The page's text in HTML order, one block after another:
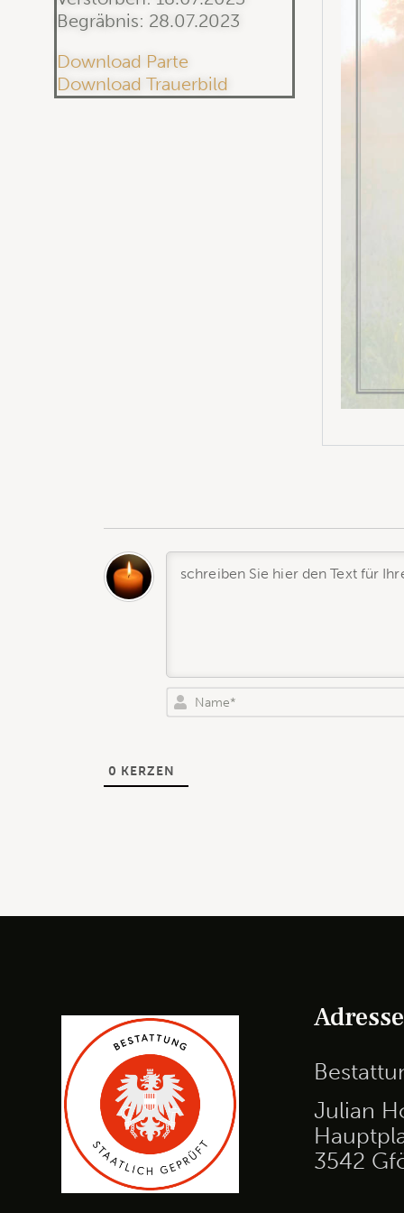
Begräbnis: 28.07.2023
Download Parte
Download Trauerbild
0 KERZEN
Adresse
Julian
3542